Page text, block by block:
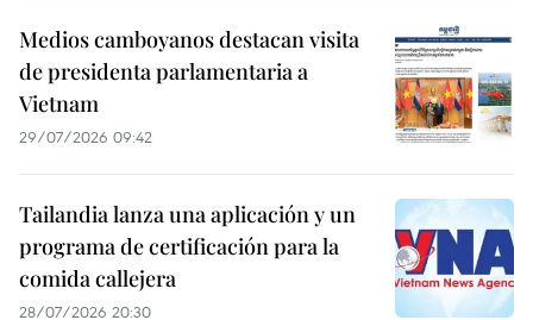
Medios camboyanos destacan visita
de presidenta parlamentaria a
Vietnam
29/07/2026 09:42
Tailandia lanza una aplicación y un
programa de certificación para la
comida callejera
28/07/2026 20:30